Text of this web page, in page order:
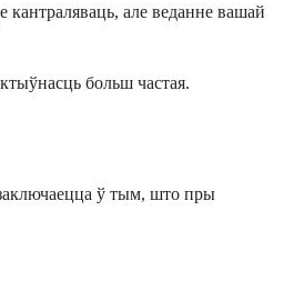
кантраляваць, але веданне вашай
больш частая.
ў тым, што пры